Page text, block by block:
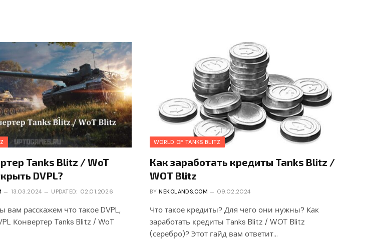
Tanks Blitz / WoT
DVPL?
13.03.2024 UPDATED: 02.01.2026
вам расскажем что такое DVPL,
Конвертер Tanks Blitz / WoT
WORLD OF TANKS BLITZ
Как заработать кредиты Tanks Blitz /
WOT Blitz
BY NEKOLANDS.COM 09.02.2024
Что такое кредиты? Для чего они нужны? Как
заработать кредиты Tanks Blitz / WOT Blitz
(серебро)? Этот гайд вам ответит…